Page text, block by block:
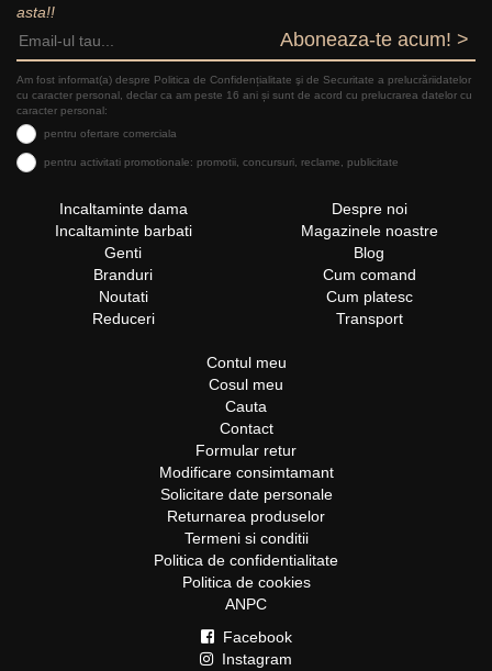
asta!!
Aboneaza-te acum! >
Am fost informat(a) despre Politica de Confidențialitate şi de Securitate a prelucrăriidatelor
cu caracter personal, declar ca am peste 16 ani și sunt de acord cu prelucrarea datelor cu
caracter personal:
pentru ofertare comerciala
pentru activitati promotionale: promotii, concursuri, reclame, publicitate
Incaltaminte dama
Incaltaminte barbati
Genti
Branduri
Noutati
Reduceri
Despre noi
Magazinele noastre
Blog
Cum comand
Cum platesc
Transport
Contul meu
Cosul meu
Cauta
Contact
Formular retur
Modificare consimtamant
Solicitare date personale
Returnarea produselor
Termeni si conditii
Politica de confidentialitate
Politica de cookies
ANPC
Facebook
Instagram